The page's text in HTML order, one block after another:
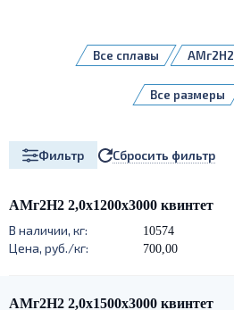
АМг2Н2
Все сплавы
Все размеры
Фильтр Сбросить фильтр
АМг2Н2 2,0х1200х3000 квинтет
10574
700,00
АМг2Н2 2,0х1500х3000 квинтет